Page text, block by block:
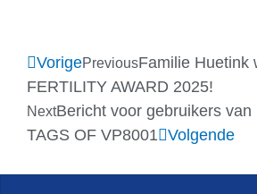
VorigePreviousFamilie Huetink
FERTILITY AWARD 2025!
NextBericht voor gebruikers van
TAGS OF VP8001 Volgende